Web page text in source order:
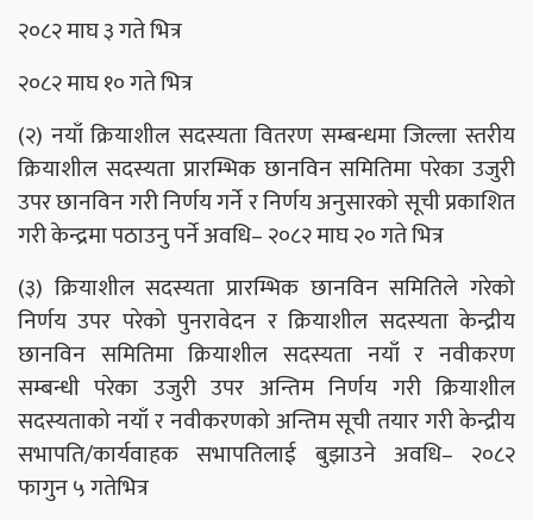
२०८२ माघ ३ गते भित्र
२०८२ माघ १० गते भित्र
(२) नयाँ क्रियाशील सदस्यता वितरण सम्बन्धमा जिल्ला स्तरीय
क्रियाशील सदस्यता प्रारम्भिक छानविन समितिमा परेका उजुरी
उपर छानविन गरी निर्णय गर्ने र निर्णय अनुसारको सूची प्रकाशित
गरी केन्द्रमा पठाउनु पर्ने अवधि– २०८२ माघ २० गते भित्र
(३) क्रियाशील सदस्यता प्रारम्भिक छानविन समितिले गरेको
निर्णय उपर परेको पुनरावेदन र क्रियाशील सदस्यता केन्द्रीय
छानविन समितिमा क्रियाशील सदस्यता नयाँ र नवीकरण
सम्बन्धी परेका उजुरी उपर अन्तिम निर्णय गरी क्रियाशील
सदस्यताको नयाँ र नवीकरणको अन्तिम सूची तयार गरी केन्द्रीय
सभापति/कार्यवाहक सभापतिलाई बुझाउने अवधि– २०८२
फागुन ५ गतेभित्र